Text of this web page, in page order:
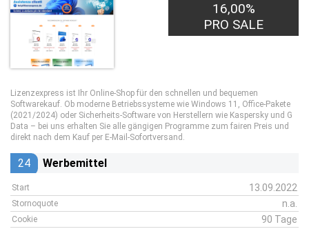
16,00%
PRO SALE
Lizenzexpress ist Ihr Online-Shop für den schnellen und bequemen
Softwarekauf. Ob moderne Betriebssysteme wie Windows 11, Office-Pakete
(2021/2024) oder Sicherheits-Software von Herstellern wie Kaspersky und G
Data – bei uns erhalten Sie alle gängigen Programme zum fairen Preis und
direkt nach dem Kauf per E-Mail-Sofortversand.
24 Werbemittel
Start 13.09.2022
Stornoquote n.a.
Cookie 90 Tage